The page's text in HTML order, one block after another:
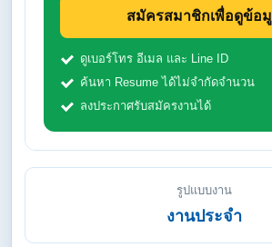
สมัครสมาชิกเพื่อดูข้อ
ดูเบอร์โทร อีเมล และ Line ID
ค้นหา Resume ได้ไม่จำกัดจำนวน
ลงประกาศรับสมัครงานได้
รูปแบบงาน
งานประจำ